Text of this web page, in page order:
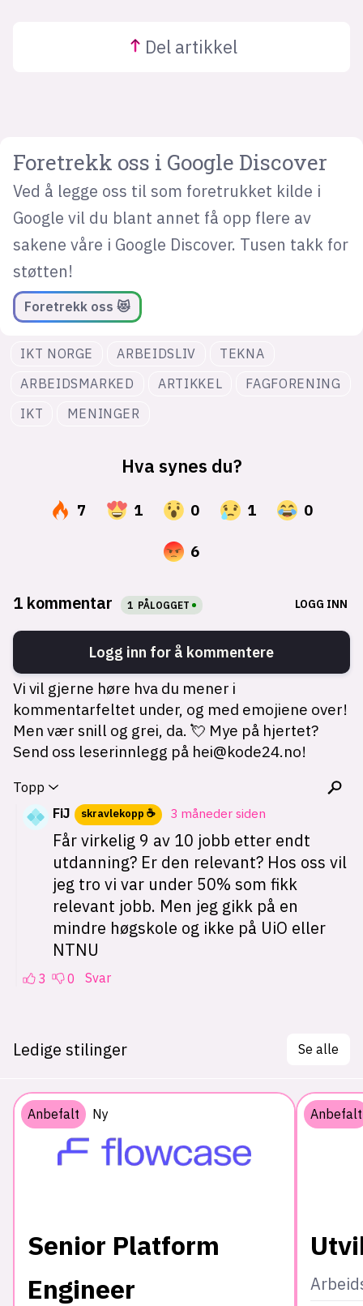
Del artikkel
Foretrekk oss i Google Discover
Ved å legge oss til som foretrukket kilde i
Google vil du blant annet få opp flere av
sakene våre i Google Discover. Tusen takk for
støtten!
Foretrekk oss 😻
IKT NORGE ARBEIDSLIV
TEKNA
ARBEIDSMARKED
ARTIKKEL
FAGFORENING
IKT
MENINGER
Ledige stilinger Se alle
Anbefalt Ny
Senior Platform
Engineer
Anbefalt